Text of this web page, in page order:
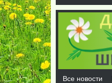
Все новости